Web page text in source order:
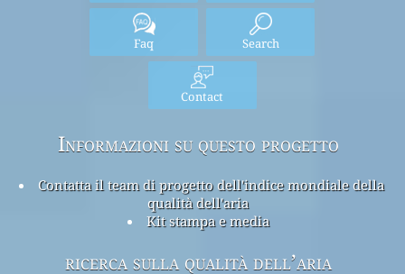
Faq Search
Contact
Informazioni su questo progetto
Contatta il team di progetto dell'indice mondiale della
qualità dell'aria
Kit stampa e media
ricerca sulla qualità dell’aria